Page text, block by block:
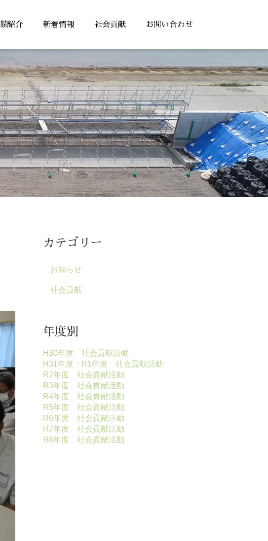
紹介 新着情報 社会貢献 お問い合わせ
カテゴリー
お知らせ
社会貢献
年度別
H30年度 社会貢献活動
H31年度・R1年度 社会貢献活動
R2年度 社会貢献活動
R3年度 社会貢献活動
R4年度 社会貢献活動
R5年度 社会貢献活動
R6年度 社会貢献活動
R7年度 社会貢献活動
R8年度 社会貢献活動